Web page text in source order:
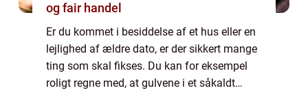
og fair handel
Er du kommet i besiddelse af et hus eller en
lejlighed af ældre dato, er der sikkert mange
ting som skal fikses. Du kan for eksempel
roligt regne med, at gulvene i et såkaldt